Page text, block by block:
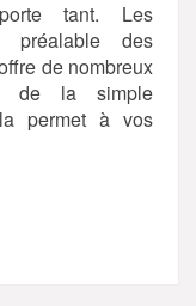
tant. Les
préalable des
de nombreux
de la simple
permet à vos
MORE